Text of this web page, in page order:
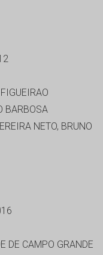
BARBOSA
NETO, BRUNO
DE CAMPO GRANDE